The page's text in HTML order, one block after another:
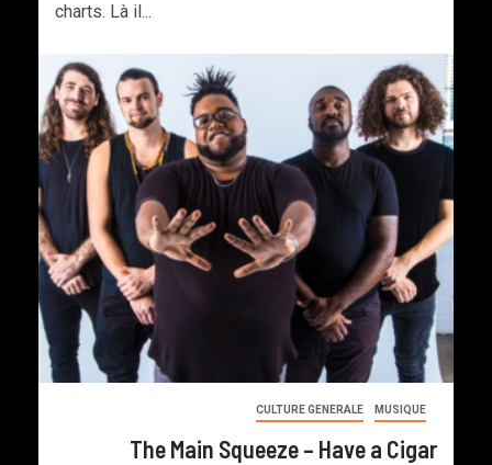
charts. Là il...
CULTURE GENERALE MUSIQUE
The Main Squeeze – Have a Cigar